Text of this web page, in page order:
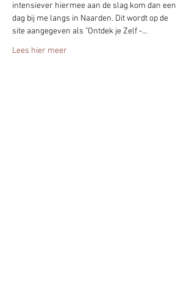
intensiever hiermee aan de slag kom dan een
dag bij me langs in Naarden. Dit wordt op de
site aangegeven als "Ontdek je Zelf -…
Lees hier meer